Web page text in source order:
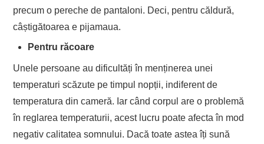
precum o pereche de pantaloni. Deci, pentru căldură,
câștigătoarea e pijamaua.
Pentru răcoare
Unele persoane au dificultăți în menținerea unei
temperaturi scăzute pe timpul nopții, indiferent de
temperatura din cameră. Iar când corpul are o problemă
în reglarea temperaturii, acest lucru poate afecta în mod
negativ calitatea somnului. Dacă toate astea îți sună